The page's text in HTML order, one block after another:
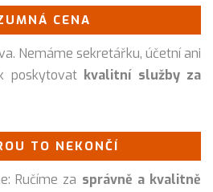
CENA
Nemáme sekretářku, účetní ani
poskytovat kvalitní služby za
TO NEKONČÍ
Ručíme za správně a kvalitně